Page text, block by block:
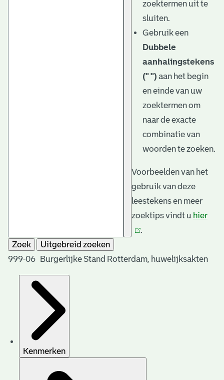
zoektermen uit te
sluiten.
Gebruik een
Dubbele
aanhalingstekens
(" ") aan het begin
en einde van uw
zoektermen om
naar de exacte
combinatie van
woorden te zoeken.
Voorbeelden van het
gebruik van deze
leestekens en meer
zoektips vindt u hier
.
Zoek
Uitgebreid zoeken
999-06 Burgerlijke Stand Rotterdam, huwelijksakten
Kenmerken